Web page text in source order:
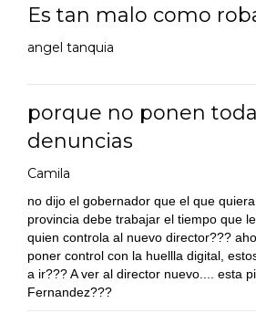
Es tan malo como
angel tanquia
porque no ponen
denuncias
Camila
no dijo el gobernador que el que
provincia debe trabajar el tiempo que
quien controla al nuevo director???
poner control con la huellla digital,
a ir??? A ver al director nuevo.... esta
Fernandez???